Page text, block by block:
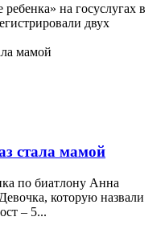
на госуслугах в
двух
стала мамой
по биатлону Анна
которую назвали
– 5...